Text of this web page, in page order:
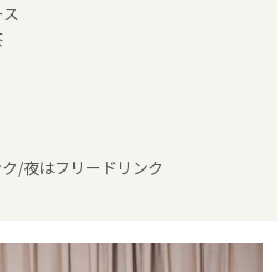
/夜はフリードリンク